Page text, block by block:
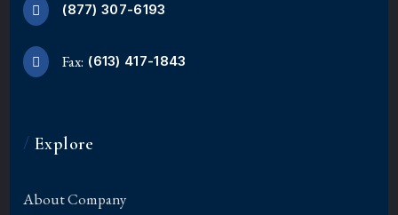
(877) 307-6193
Fax: (613) 417-1843
/ Explore
About Company